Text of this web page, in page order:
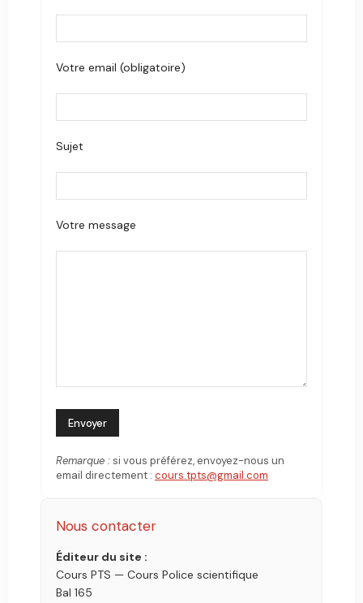
Votre email (obligatoire)
Sujet
Votre message
Remarque :si vous préférez, envoyez-nous un
email directement : cours.tpts@gmail.com
Nous contacter
Éditeur du site :
Cours PTS — Cours Police scientifique
Bal 165